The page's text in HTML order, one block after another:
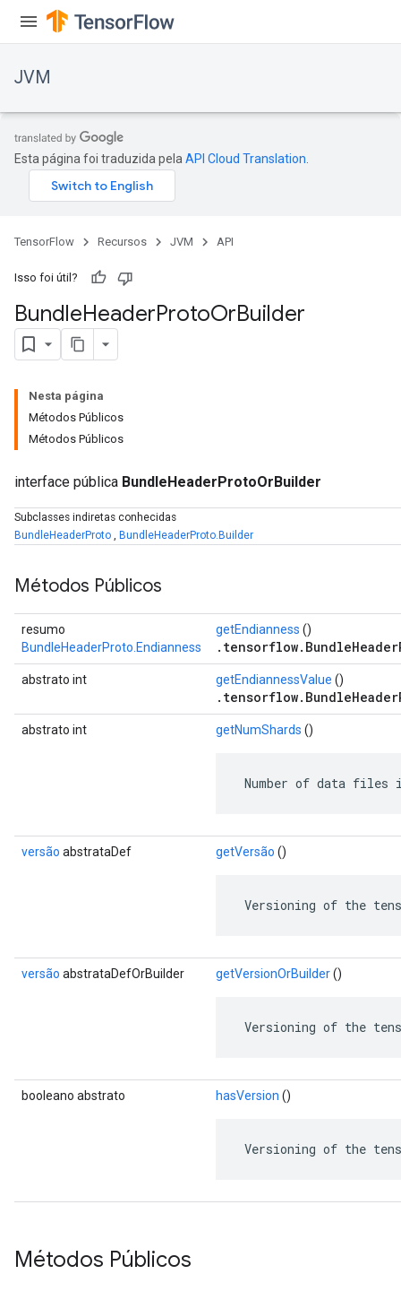
JVM
Esta página foi traduzida pela API Cloud Translation
TensorFlow Recursos JVM API
Isso foi útil?
BundleHeaderProtoOrBuilder
Nesta página
Métodos Públicos
Métodos Públicos
interface pública BundleHeaderProtoOrBuilder
Subclasses indiretas conhecidas
BundleHeaderProto , BundleHeaderProto.Builder
Métodos Públicos
resumo
BundleHeaderProto.Endianness
getEndianness ()
abstrato int getEndiannessValue ()
abstrato int getNumShards ()
Number of data files
versão abstrataDef getVersão ()
Versioning of the
versão abstrataDefOrBuilder getVersionOrBuilder()
Versioning of the
booleano abstrato hasVersion ()
Versioning of the
Métodos Públicos